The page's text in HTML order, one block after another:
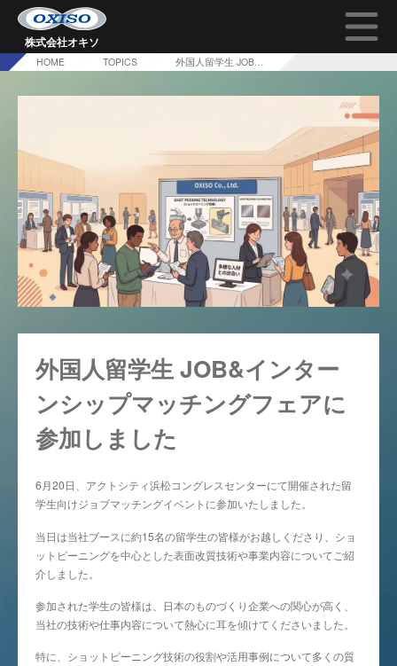
株式会社オキソ
TOP
オキソの技術について
会社概要
採用情報
問い合わせ
HOME TOPICS 外国人留学生 JOB&インターンシップマッチングフェアに参加しました
外国人留学生 JOB&インター
ンシップマッチングフェアに
参加しました
6月20日、アクトシティ浜松コングレスセンターにて開催された留
学生向けジョブマッチングイベントに参加いたしました。
当日は当社ブースに約15名の留学生の皆様がお越しくださり、ショ
ットピーニングを中心とした表面改質技術や事業内容についてご紹
介しました。
参加された学生の皆様は、日本のものづくり企業への関心が高く、
当社の技術や仕事内容について熱心に耳を傾けてくださいました。
特に、ショットピーニング技術の役割や活用事例について多くの質